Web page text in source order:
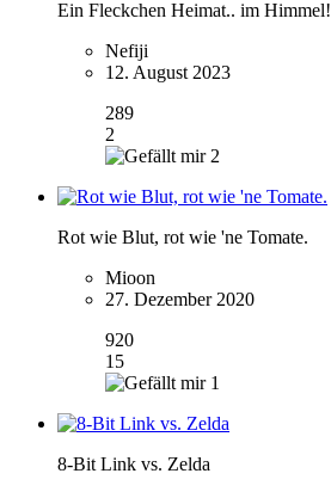
Ein Fleckchen Heimat.. im Himmel!
Nefiji
12. August 2023
289
2
2
Rot wie Blut, rot wie 'ne Tomate.
Mioon
27. Dezember 2020
920
15
1
8-Bit Link vs. Zelda